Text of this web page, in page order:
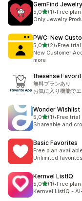
GemFind
5,0av 5 stjerner
(1)
Totalt 1 omtaler
•Free
Only Jewelry
PWC: New
5,0av 5 stjerner
(2)
Totalt 2 omtaler
•Free
New Customer
more
thesense
無料プランあり
お気に入り機能で
Wonder Wishlist
5,0av 5 stjerner
(1)
Totalt 1 omtaler
•Free trial
Shareable and
Basic Favorites
Free plan
Unlimited
Kernvel ListIQ
5,0av 5 stjerner
(1)
Totalt 1 omtaler
•Free
Kernvel ListIQ -